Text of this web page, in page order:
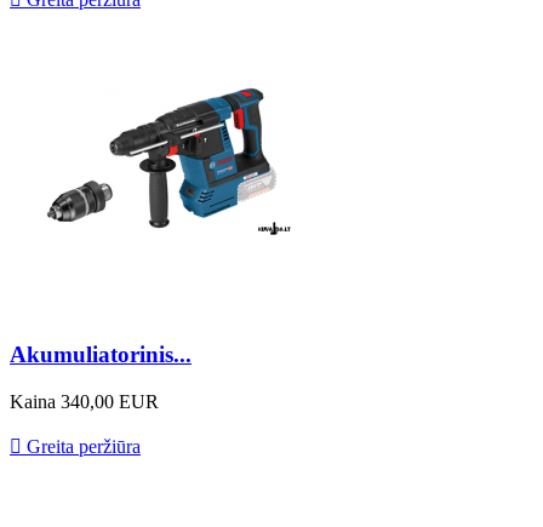
Akumuliatorinis...
Kaina 340,00 EUR
 Greita peržiūra